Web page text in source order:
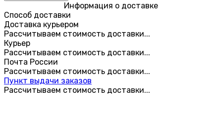
Информация о доставке
Способ доставки
Доставка курьером
Рассчитываем стоимость доставки...
Курьер
Рассчитываем стоимость доставки...
Почта России
Рассчитываем стоимость доставки...
Пункт выдачи заказов
Рассчитываем стоимость доставки...